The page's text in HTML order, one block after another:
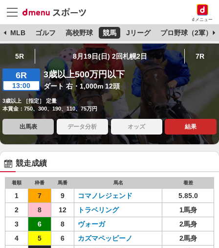
dメニュー
MLB ゴルフ 高校野球 競馬 Jリーグ プロ野球（2軍）
5R 8月19日(日) 2回札幌2日 7R
6R
13:00
3歳以上500万円以下
ダート 右・1,000m 12頭
3歳以上 ［指定］ 定量
本賞金：750、300、190、110、75万円
出馬表 データ分析 オッズ 結果
競走成績
着順 枠番 馬番 馬名 着差
1 7 9 コマノレジェンド
5.85.0
2
8 12 トラベリング
1馬身
3
6 8 ヴォーガ
2馬身
4
5 6 カズマペッピーノ
2馬身